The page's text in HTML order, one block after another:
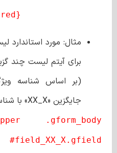
برای آیتم لیست چند
(بر اساس شناسه
جایگزین «XX_X» با شناسه ویژگی واقعی شما)
.gform_body